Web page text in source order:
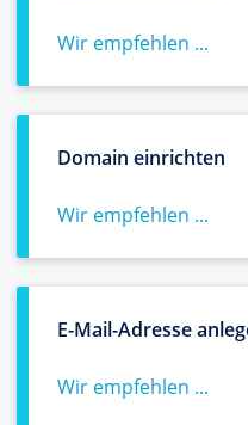
Wir empfehlen ...
Domain einrichten
Wir empfehlen ...
E-Mail-Adresse
Wir empfehlen ...